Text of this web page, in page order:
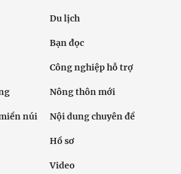
Du lịch
Bạn đọc
Công nghiệp hỗ trợ
Nông thôn mới
núi Nội dung chuyên đề
Hồ sơ
Video